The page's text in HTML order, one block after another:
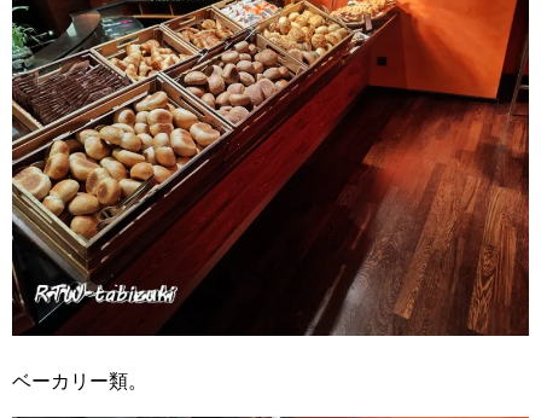
ベーカリー類。